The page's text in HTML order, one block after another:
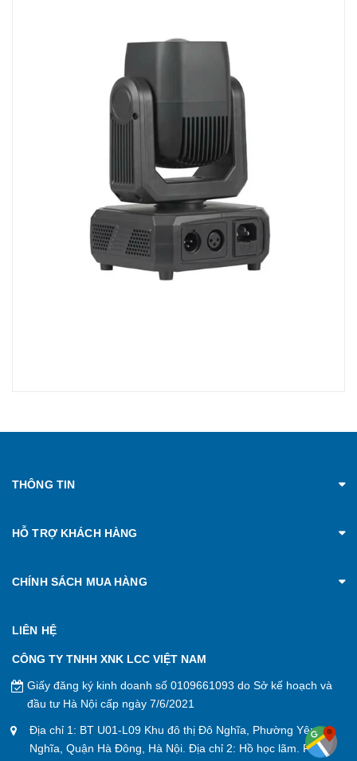
THÔNG TIN
HỖ TRỢ KHÁCH HÀNG
CHÍNH SÁCH MUA HÀNG
LIÊN HỆ
CÔNG TY TNHH XNK LCC VIỆT NAM
Giấy đăng ký kinh doanh số 0109661093 do Sở kế hoạch và
đầu tư Hà Nội cấp ngày 7/6/2021
Địa chỉ 1: BT U01-L09 Khu đô thị Đô Nghĩa, Phường Yên
Nghĩa, Quận Hà Đông, Hà Nội. Địa chỉ 2: Hồ học lãm. P. An